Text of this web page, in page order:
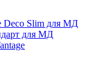
Deco Slim для МД
для МД